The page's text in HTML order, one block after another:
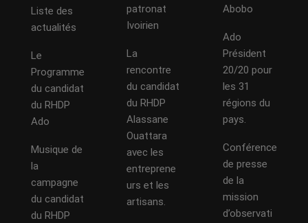
Liste des
actualités
Le
Programme
du candidat
du RHDP
Ado
Musique de
la
campagne
du candidat
du RHDP
patronat
Ivoirien
La
rencontre
du candidat
du RHDP
Alassane
Ouattara
avec les
entreprene
urs et les
artisans.
Abobo
Ado
Président
20/20 pour
les 31
régions du
pays.
Conférence
de presse
de la
mission
d’observati